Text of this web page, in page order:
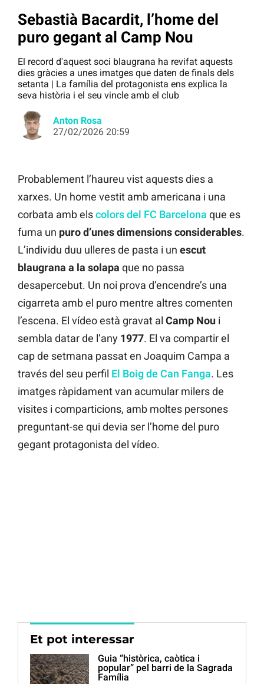
Sebastià Bacardit, l’home del
puro gegant al Camp Nou
El record d'aquest soci blaugrana ha revifat aquests
dies gràcies a unes imatges que daten de finals dels
setanta | La família del protagonista ens explica la
seva història i el seu vincle amb el club
Anton Rosa
27/02/2026 20:59
Probablement l’haureu vist aquests dies a
xarxes. Un home vestit amb americana i una
corbata amb elscolors del FC Barcelona que es
fuma un puro d’unes dimensions considerables.
L’individu duu ulleres de pasta i un escut
blaugrana a la solapa que no passa
desapercebut. Un noi prova d’encendre’s una
cigarreta amb el puro mentre altres comenten
l’escena. El vídeo està gravat al Camp Nou i
sembla datar de l’any 1977. El va compartir el
cap de setmana passat en Joaquim Campa a
través del seu perfil El Boig de Can Fanga. Les
imatges ràpidament van acumular milers de
visites i comparticions, amb moltes persones
preguntant-se qui devia ser l’home del puro
gegant protagonista del vídeo.
Et pot interessar
Guia “històrica, caòtica i
popular” pel barri de la Sagrada
Família